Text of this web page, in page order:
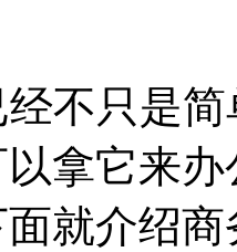
不只是
拿它来
就介绍